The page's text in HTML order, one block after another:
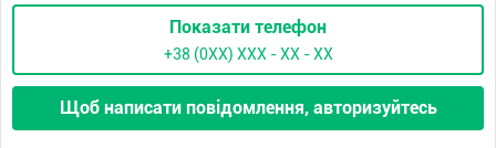
Показати телефон
+38 (0XX) ХХХ - ХХ - ХХ
Щоб написати повідомлення, авторизуйтесь